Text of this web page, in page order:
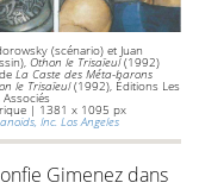
(scénario) et Juan
Othon le Trisaïeul(1992)
La Caste des Méta-barons
le Trisaïeul(1992), Éditions Les
| 1381 x 1095 px
Inc. Los Angeles
Gimenez dans